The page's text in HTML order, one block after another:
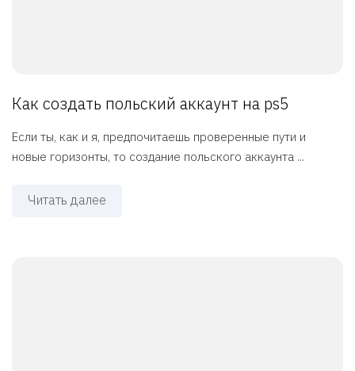
Как создать польский аккаунт на ps5
Если ты, как и я, предпочитаешь проверенные пути и
новые горизонты, то создание польского аккаунта ...
Читать далее